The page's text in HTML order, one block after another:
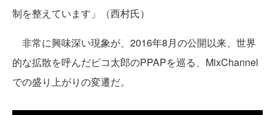
制を整えています」（西村氏）
非常に興味深い現象が、2016年8月の公開以来、世界
的な拡散を呼んだピコ太郎のPPAPを巡る、MixChannel
での盛り上がりの変遷だ。